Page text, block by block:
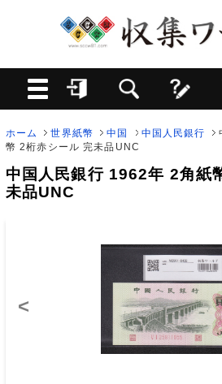
ホーム 世界紙幣 中国 中国人民銀行
幣 2桁赤シール 完未品UNC
中国人民銀行 1962年 2角紙
未品UNC
<